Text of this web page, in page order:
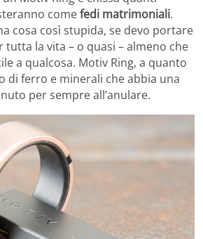
comefedi matrimoniali.
cosa così stupida, se devo portare
tutta la vita – o quasi – almeno che
a qualcosa. Motiv Ring, a quanto
di ferro e minerali che abbia una
per sempre all’anulare.